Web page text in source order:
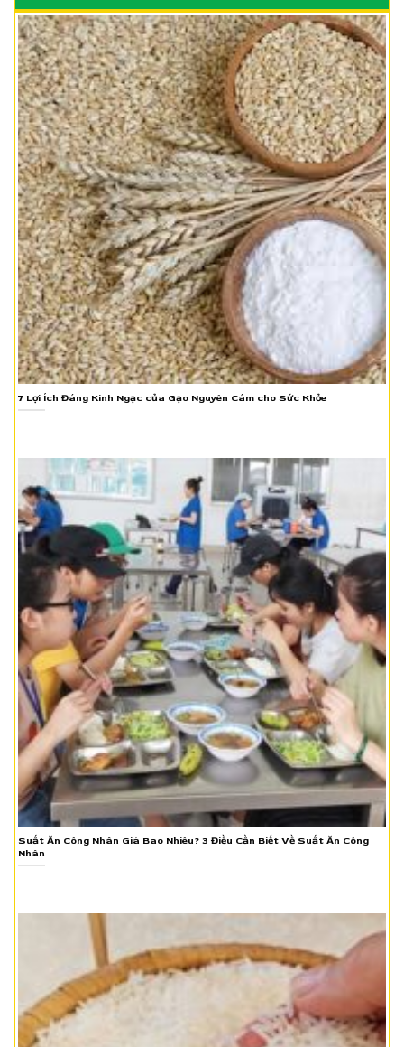
7 Lợi Ích Đáng Kinh Ngạc của Gạo Nguyên Cám cho Sức Khỏe
Suất Ăn Công Nhân Giá Bao Nhiêu? 3 Điều Cần Biết Về Suất Ăn Công
Nhân